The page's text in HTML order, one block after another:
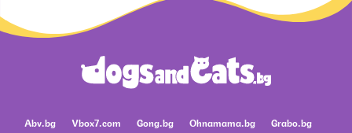
Abv.bg Vbox7.com Gong.bg Ohnamama.bg Grabo.bg